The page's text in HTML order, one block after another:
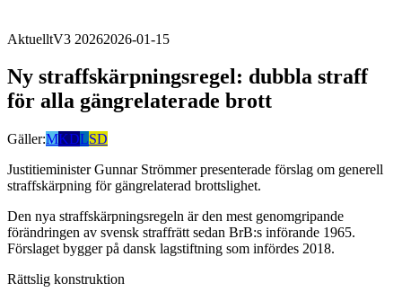
AktuelltV3 20262026-01-15
Ny straffskärpningsregel: dubbla straff
för alla gängrelaterade brott
Gäller:MKDLSD
Justitieminister Gunnar Strömmer presenterade förslag om generell
straffskärpning för gängrelaterad brottslighet.
Den nya straffskärpningsregeln är den mest genomgripande
förändringen av svensk straffrätt sedan BrB:s införande 1965.
Förslaget bygger på dansk lagstiftning som infördes 2018.
Rättslig konstruktion